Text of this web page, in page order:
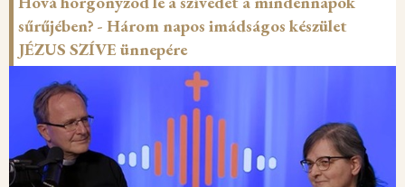
sűrűjében? - Három napos imádságos készület
JÉZUS SZÍVE ünnepére